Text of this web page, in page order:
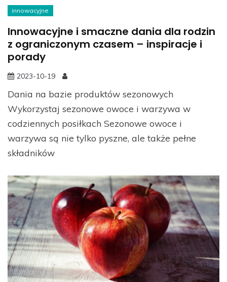
innowacyjne
Innowacyjne i smaczne dania dla rodzin
z ograniczonym czasem – inspiracje i
porady
2023-10-19
Dania na bazie produktów sezonowych
Wykorzystaj sezonowe owoce i warzywa w
codziennych posiłkach Sezonowe owoce i
warzywa są nie tylko pyszne, ale także pełne
składników